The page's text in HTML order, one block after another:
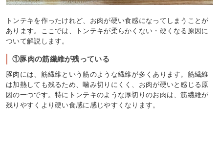
トンテキを作ったけれど、お肉が硬い食感になってしまうことが
あります。ここでは、トンテキが柔らかくない・硬くなる原因に
ついて解説します。
①豚肉の筋繊維が残っている
豚肉には、筋繊維という筋のような繊維が多くあります。筋繊維
は加熱しても残るため、噛み切りにくく、お肉が硬いと感じる原
因の一つです。特にトンテキのような厚切りのお肉は、筋繊維が
残りやすくより硬い食感に感じやすくなります。